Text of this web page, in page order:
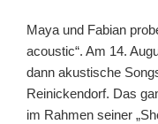
Maya und Fabian
acoustic“. Am 14.
dann akustische
Reinickendorf. Das
im Rahmen seiner